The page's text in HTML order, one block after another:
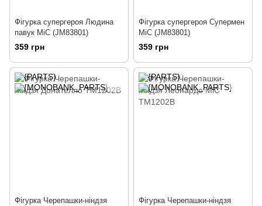
Фігурка супергероя Людина
павук MiC (JM83801)
359 грн
Фігурка супергероя Супермен
MiC (JM83801)
359 грн
Фігурка Черепашки-ніндзя
Фігурка Черепашки-ніндзя